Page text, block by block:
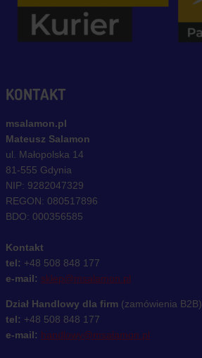
KONTAKT
msalamon.pl
Mateusz Salamon
ul. Małopolska 14
81-555 Gdynia
NIP: 9282047329
REGON: 080517896
BDO: 000356585
Kontakt
tel: +48 508 848 177
e-mail: sklep@msalamon.pl
Dział Handlowy dla firm (zamówienia B2B)
tel: +48 508 848 177
e-mail: handlowy@msalamon.pl